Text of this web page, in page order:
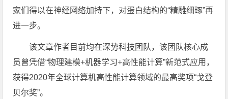
家们得以在神经网络加持下，对蛋白结构的“精雕细琢”再
进一步。
该文章作者目前均在深势科技团队，该团队核心成
员曾凭借“物理建模+机器学习+高性能计算”新范式应用，
获得2020年全球计算机高性能计算领域的最高奖项“戈登
贝尔奖”。